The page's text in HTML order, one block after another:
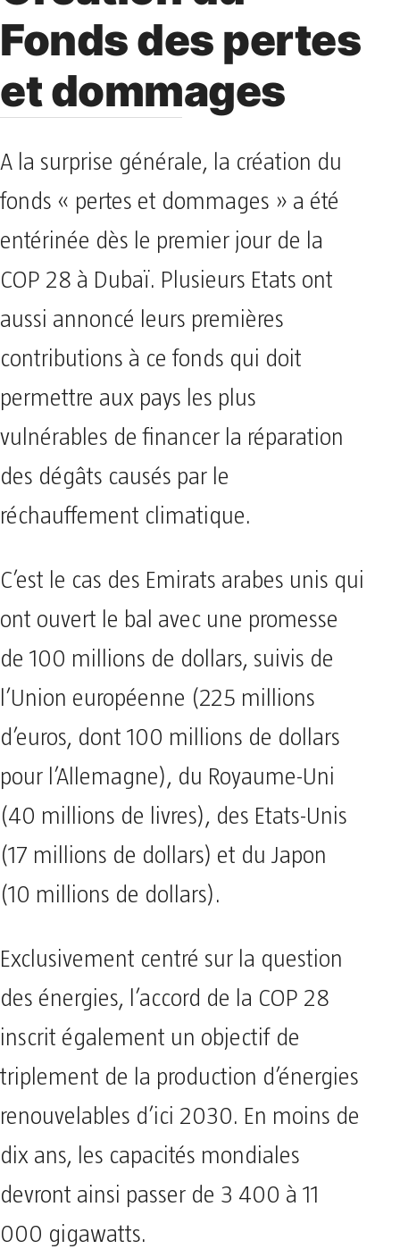
Fonds des pertes
et dommages
A la surprise générale, la création du
fonds « pertes et dommages » a été
entérinée dès le premier jour de la
COP 28 à Dubaï. Plusieurs Etats ont
aussi annoncé leurs premières
contributions à ce fonds qui doit
permettre aux pays les plus
vulnérables de financer la réparation
des dégâts causés par le
réchauffement climatique.
C’est le cas des Emirats arabes unis qui
ont ouvert le bal avec une promesse
de 100 millions de dollars, suivis de
l’Union européenne (225 millions
d’euros, dont 100 millions de dollars
pour l’Allemagne), du Royaume-Uni
(40 millions de livres), des Etats-Unis
(17 millions de dollars) et du Japon
(10 millions de dollars).
Exclusivement centré sur la question
des énergies, l’accord de la COP 28
inscrit également un objectif de
triplement de la production d’énergies
renouvelables d’ici 2030. En moins de
dix ans, les capacités mondiales
devront ainsi passer de 3 400 à 11
000 gigawatts.